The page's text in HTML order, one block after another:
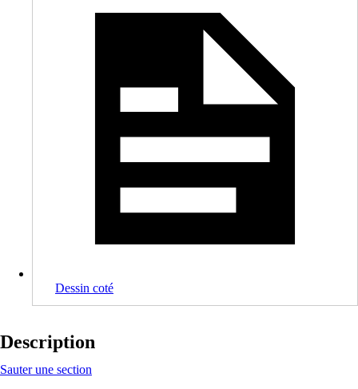
Dessin coté
Description
Sauter une section